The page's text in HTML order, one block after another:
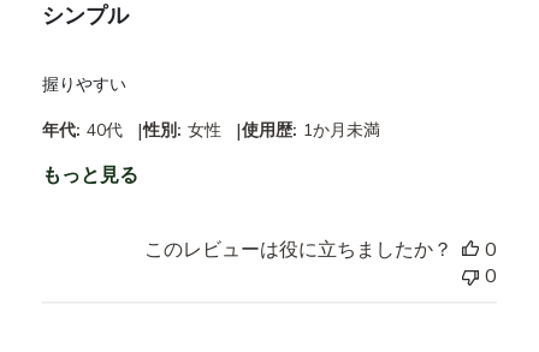
シンプル
握りやすい
年代: 40代 |性別: 女性 |使用歴: 1か月未満
もっと見る
このレビューは役に立ちましたか？
0
0